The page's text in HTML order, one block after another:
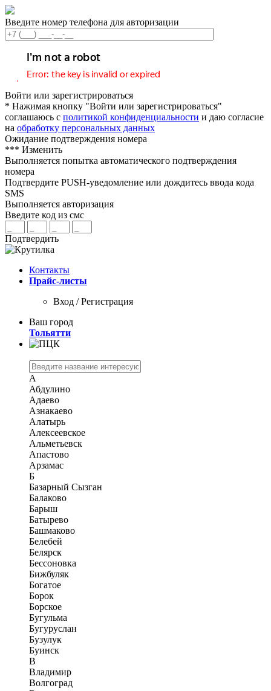
Введите номер телефона для авторизации
Войти или зарегистрироваться
* Нажимая кнопку "Войти или зарегистрироваться"
соглашаюсь с политикой конфиденциальности и даю согласие
на обработку персональных данных
Ожидание подтверждения номера
*** Изменить
Выполняется попытка автоматического подтверждения
номера
Подтвердите PUSH-уведомление или дождитесь ввода кода
SMS
Выполняется авторизация
Введите код из смс
Подтвердить
Контакты
Прайс-листы
Вход / Регистрация
Ваш город
Тольятти
А
Абдулино
Адаево
Азнакаево
Алатырь
Алексеевское
Альметьевск
Апастово
Арзамас
Б
Базарный Сызган
Балаково
Барыш
Батырево
Башмаково
Белебей
Белярск
Бессоновка
Бижбуляк
Богатое
Борок
Борское
Бугульма
Бугуруслан
Бузулук
Буинск
В
Владимир
Волгоград